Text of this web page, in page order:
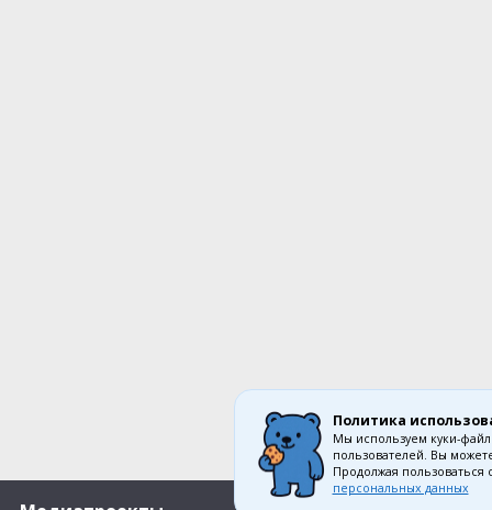
Политика
Мы используем куки-
пользователей. Вы
Продолжая
персональных данных